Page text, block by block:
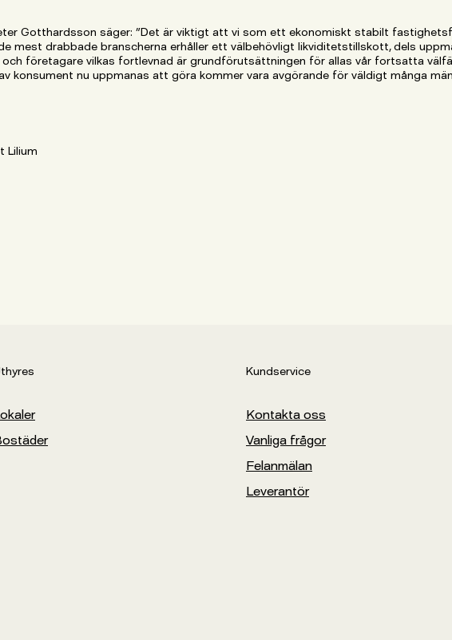
Gotthardsson säger: ”Det är viktigt att vi som ett ekonomiskt stabilt
mest drabbade branscherna erhåller ett välbehövligt likviditetstillskott, dels
företagare vilkas fortlevnad är grundförutsättningen för allas vår fortsatta
konsument nu uppmanas att göra kommer vara avgörande för väldigt många
Lilium
Kundservice
Kontakta oss
Vanliga frågor
Felanmälan
Leverantör